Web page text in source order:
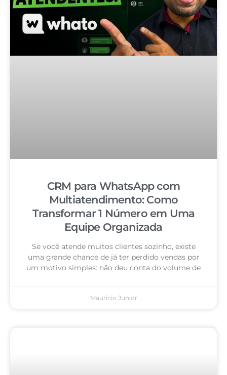
CRM para WhatsApp com
Multiatendimento: Como
Transformar 1 Número em Uma
Equipe Organizada
Se você atende muitos clientes sozinho, existe
uma grande chance de já ter perdido vendas por
um motivo simples: não deu conta do volume de
Mauricio Junior